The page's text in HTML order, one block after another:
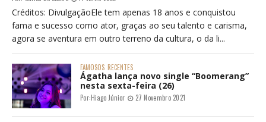
Créditos: DivulgaçãoEle tem apenas 18 anos e conquistou
fama e sucesso como ator, graças ao seu talento e carisma,
agora se aventura em outro terreno da cultura, o da li...
FAMOSOS RECENTES
Ágatha lança novo single “Boomerang”
nesta sexta-feira (26)
Por:Hiago Júnior 27 Novembro 2021